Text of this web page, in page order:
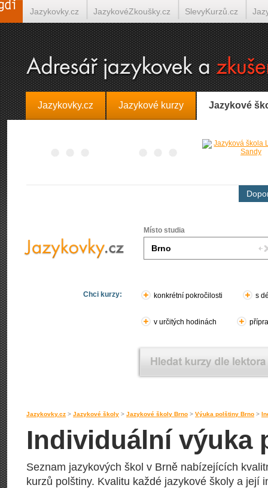
Jazykovky.cz Jazykové kurzy Jazykové
Místo studia
Chci kurzy: konkrétní pokročilosti s
v určitých hodinách
Jazykovky.cz > Jazykové školy > Jazykové školy Brno > Výuka polštiny Brno >
Individuální výuka
Seznam jazykových škol v Brně nabízejících
kurzů polštiny. Kvalitu každé jazykové školy a její
Jazykovky.cz JazykovéZkoušky.cz SlevyKurzů.cz
Španělština on-line Italština on-line Tlumočení-